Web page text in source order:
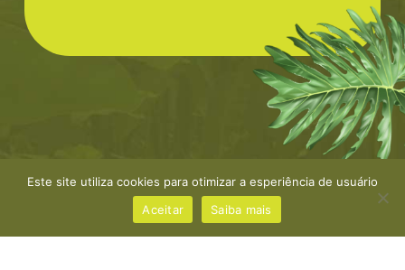
©Greenbond | site porNaçãoDesign |Política de
privacidade
Este site utiliza cookies para otimizar a esperiência de usuário
Aceitar
Saiba mais